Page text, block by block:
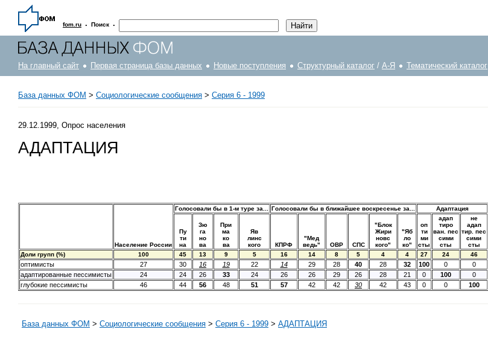
fom.ru · Поиск ·
На главный сайт Первая страница базы данных Новые поступления Структурный каталог / А-Я Тематический каталог
База данных ФОМ > Социологические сообщения > Серия 6 - 1999
29.12.1999, Опрос населения
АДАПТАЦИЯ
Население России
Голосовали бы в 1-м туре за... Голосовали бы в ближайшее воскресенье за... Адаптация
Пу
ти
на
Зю
га
но
ва
При
ма
ко
ва
Яв
линс
кого
КПРФ
"Мед
ведь"
ОВР СПС
"Блок
Жири
новс
кого"
"Яб
ло
ко"
оп
ти
ми
сты
адап
тиро
ван. пес
сими
сты
не
адап
тир. пес
сими
сты
Доли групп (%)
100 45 13 9 5 16 14 8 5 4 4 27 24 46
оптимисты 27 30 16 19 22 14 29 28 40 28 32 100 0 0
адаптированные пессимисты
24 24 26 33 24 26 26 29 26 28 21 0 100 0
глубокие пессимисты
46 44 56 48 51 57 42 42 30 42 43 0 0 100
База данных ФОМ > Социологические сообщения > Серия 6 - 1999 > АДАПТАЦИЯ